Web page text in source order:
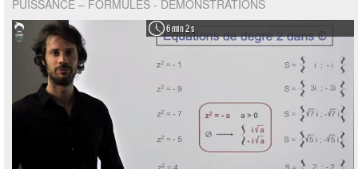
PUISSANCE – FORMULES - DEMONSTRATIONS
6 min 2 s